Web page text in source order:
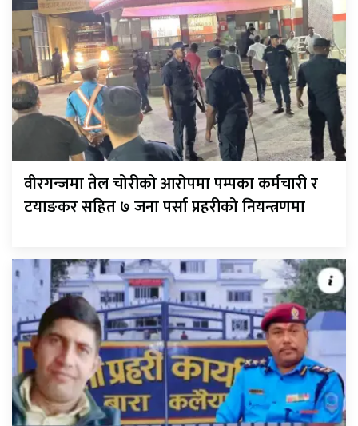
वीरगन्जमा तेल चोरीको आरोपमा पम्पका कर्मचारी र
टयाङकर सहित ७ जना पर्सा प्रहरीको नियन्त्रणमा